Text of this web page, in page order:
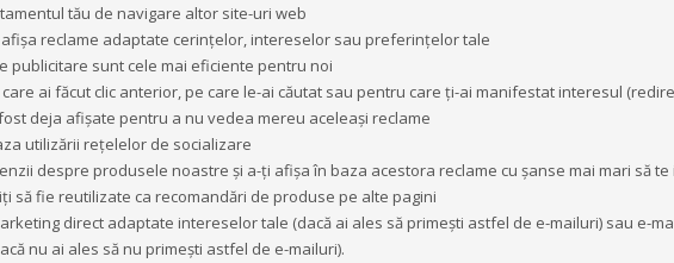
tău de navigare altor site-uri web
reclame adaptate cerinţelor, intereselor sau preferinţelor tale
publicitare sunt cele mai eficiente pentru noi
ai făcut clic anterior, pe care le-ai căutat sau pentru care ţi-ai manifestat interesul
deja afişate pentru a nu vedea mereu aceleaşi reclame
utilizării reţelelor de socializare
despre produsele noastre şi a-ţi afişa în baza acestora reclame cu şanse mai mari să
să fie reutilizate ca recomandări de produse pe alte pagini
direct adaptate intereselor tale (dacă ai ales să primeşti astfel de e-mailuri) sau e-
nu ai ales să nu primeşti astfel de e-mailuri).